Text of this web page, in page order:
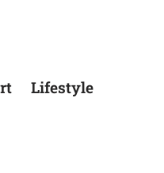
Lifestyle